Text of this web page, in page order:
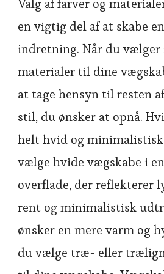
Valg af farver og
en vigtig del af at skabe
indretning. Når du vælger
materialer til dine
at tage hensyn til resten
stil, du ønsker at opnå.
helt hvid og
vælge hvide vægskabe i
overflade, der reflekterer
rent og minimalistisk
ønsker en mere varm og
du vælge træ- eller